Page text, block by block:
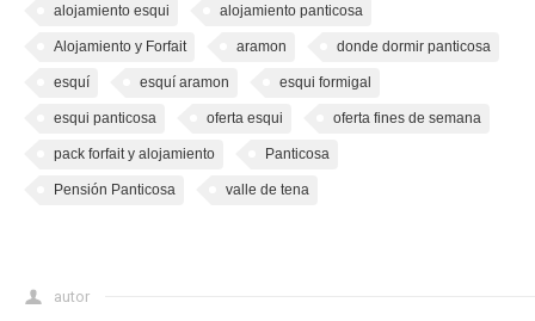
alojamiento esqui alojamiento panticosa
Alojamiento y Forfait aramon donde dormir panticosa
esquí esquí aramon esqui formigal
esqui panticosa oferta esqui oferta fines de semana
pack forfait y alojamiento Panticosa
Pensión Panticosa valle de tena
autor